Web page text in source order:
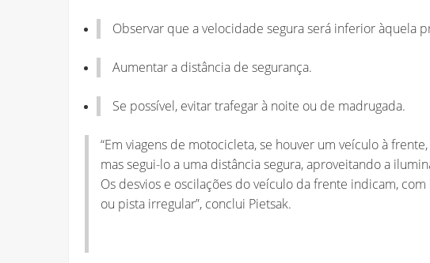
Observar que a velocidade segura será inferior àquela
Aumentar a distância de segurança.
Se possível, evitar trafegar à noite ou de madrugada.
“Em viagens de motocicleta, se houver um veículo à
mas segui-lo a uma distância segura, aproveitando a
Os desvios e oscilações do veículo da frente indicam,
ou pista irregular”, conclui Pietsak.